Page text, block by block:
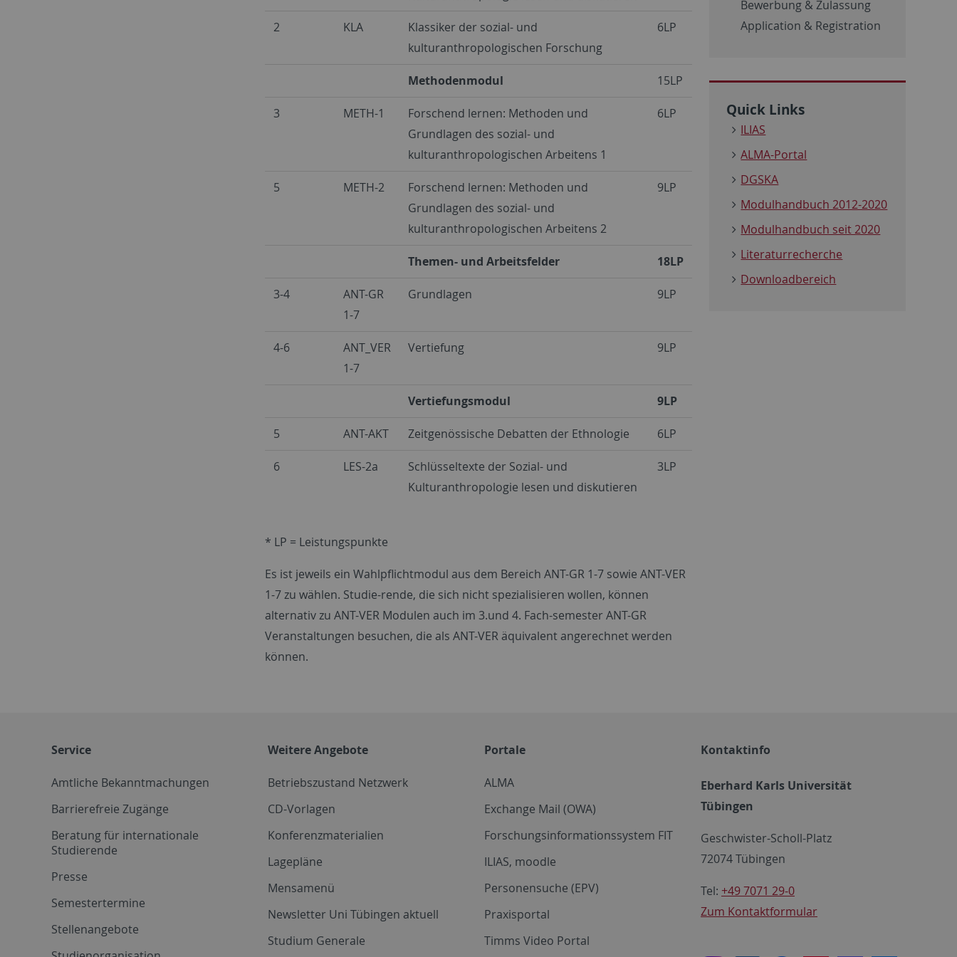
2 KLA
Klassiker der sozial- und
kulturanthropologischen Forschung
6LP
Methodenmodul 15LP
3 METH-1
Forschend lernen: Methoden und
Grundlagen des sozial- und
kulturanthropologischen Arbeitens 1
6LP
5 METH-2
Forschend lernen: Methoden und
Grundlagen des sozial- und
kulturanthropologischen Arbeitens 2
9LP
Themen- und Arbeitsfelder 18LP
3-4
ANT-GR
1-7
Grundlagen 9LP
4-6
ANT_VER
1-7
Vertiefung 9LP
Vertiefungsmodul 9LP
5 ANT-AKT Zeitgenössische Debatten der Ethnologie 6LP
6 LES-2a
Schlüsseltexte der Sozial- und
Kulturanthropologie lesen und diskutieren
3LP
* LP = Leistungspunkte
Es ist jeweils ein Wahlpflichtmodul aus dem Bereich ANT-GR 1-7 sowie ANT-VER
1-7 zu wählen. Studie-rende, die sich nicht spezialisieren wollen, können
alternativ zu ANT-VER Modulen auch im 3.und 4. Fach-semester ANT-GR
Veranstaltungen besuchen, die als ANT-VER äquivalent angerechnet werden
können.
Bewerbung & Zulassung
Application & Registration
Quick Links
ILIAS
ALMA-Portal
DGSKA
Modulhandbuch 2012-2020
Modulhandbuch seit 2020
Literaturrecherche
Downloadbereich
Service
Amtliche Bekanntmachungen
Barrierefreie Zugänge
Beratung für internationale
Studierende
Presse
Semestertermine
Stellenangebote
Weitere Angebote
Betriebszustand Netzwerk
CD-Vorlagen
Konferenzmaterialien
Lagepläne
Mensamenü
Newsletter Uni Tübingen aktuell
Studium Generale
Portale
ALMA
Exchange Mail (OWA)
Forschungsinformationssystem FIT
ILIAS, moodle
Personensuche (EPV)
Praxisportal
Timms Video Portal
Kontaktinfo
Eberhard Karls Universität
Tübingen
Geschwister-Scholl-Platz
72074 Tübingen
Tel: +49 7071 29-0
Zum Kontaktformular